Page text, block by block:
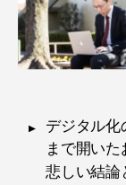
デジタル化
まで開い
悲しい結